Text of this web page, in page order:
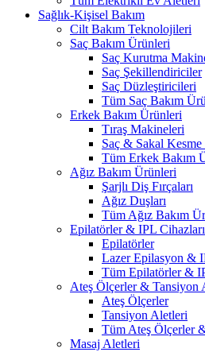
Sağlık-Kişisel Bakım
Cilt Bakım Teknolojileri
Saç Bakım Ürünleri
Saç Kurutma
Saç Şekillendiriciler
Saç Düzleştiricileri
Tüm Saç Bakım
Erkek Bakım Ürünleri
Tıraş Makineleri
Saç & Sakal
Tüm Erkek Bakım
Ağız Bakım Ürünleri
Şarjlı Diş Fırçaları
Ağız Duşları
Tüm Ağız Bakım
Epilatörler & IPL Cihazları
Epilatörler
Lazer Epilasyon &
Tüm Epilatörler &
Ateş Ölçerler & Tansiyon
Ateş Ölçerler
Tansiyon Aletleri
Tüm Ateş Ölçerler
Masaj Aletleri